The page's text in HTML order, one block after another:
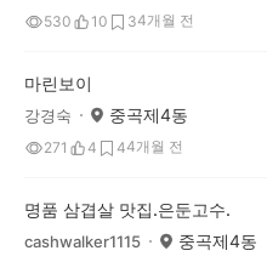
530 10 34개월 전
마린보이
강경숙 중곡제4동
271 4 44개월 전
명품 삼겹살 맛집.은둔고수.
cashwalker1115 중곡제4동